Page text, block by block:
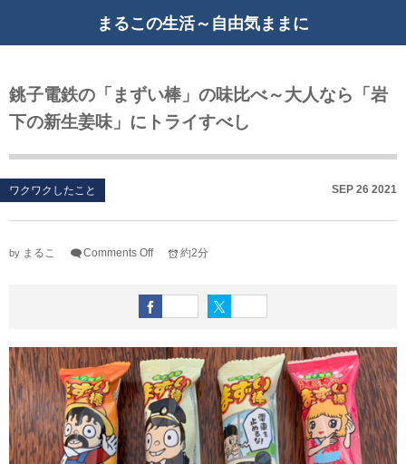
まるこの生活～自由気ままに
銚子電鉄の「まずい棒」の味比べ～大人なら「岩
下の新生姜味」にトライすべし
ワクワクしたこと SEP 26 2021
by まるこ Comments Off 約2分